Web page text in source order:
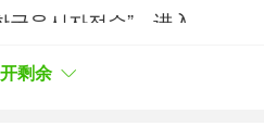
국응시자접수”，进入
剩余